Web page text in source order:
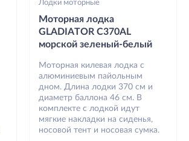
Лодки моторные
Моторная лодка
GLADIATOR C370AL
морской зеленый-белый
Моторная килевая лодка с
алюминиевым пайольным
дном. Длина лодки 370 см и
диаметр баллона 46 см. В
комплекте с лодкой идут
мягкие накладки на сиденья,
носовой тент и носовая сумка.